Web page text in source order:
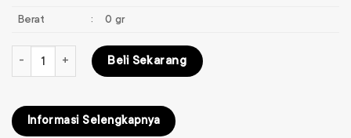
Berat : 0 gr
Kuantitas Pendidikan Jasmani Olahraga dan Kesehatan Kelas 3
Beli Sekarang
Informasi Selengkapnya